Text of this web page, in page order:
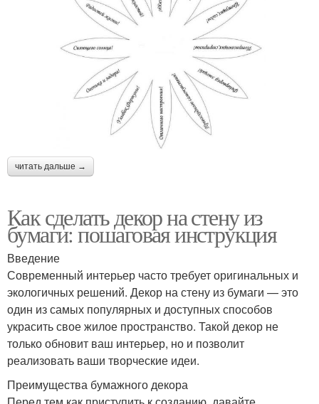
читать дальше →
Как сделать декор на стену из
бумаги: пошаговая инструкция
Введение
Современный интерьер часто требует оригинальных и
экологичных решений. Декор на стену из бумаги — это
один из самых популярных и доступных способов
украсить свое жилое пространство. Такой декор не
только обновит ваш интерьер, но и позволит
реализовать ваши творческие идеи.
Преимущества бумажного декора